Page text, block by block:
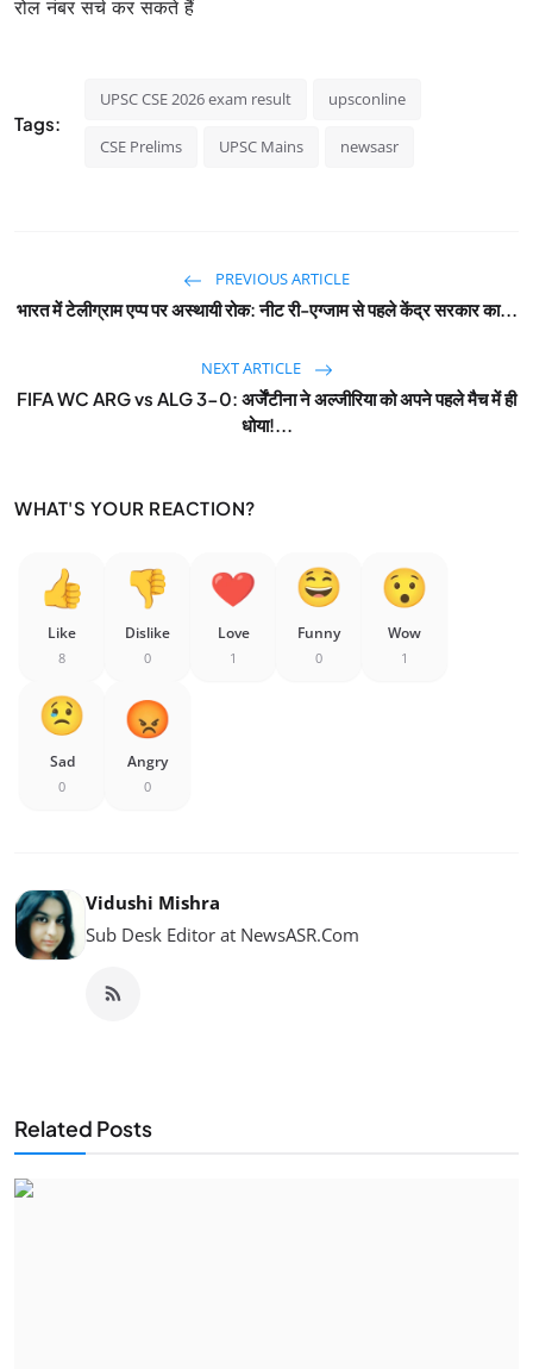
रोल नंबर सर्च कर सकते हैं
Tags:
UPSC CSE 2026 exam result upsconline
CSE Prelims UPSC Mains newsasr
PREVIOUS ARTICLE
भारत में टेलीग्राम एप्प पर अस्थायी रोक: नीट री-एग्जाम से पहले केंद्र सरकार का...
NEXT ARTICLE
FIFA WC ARG vs ALG 3-0: अर्जेंटीना ने अल्जीरिया को अपने पहले मैच में ही
धोया!...
WHAT'S YOUR REACTION?
Like
8
Dislike
0
Love
1
Funny
0
Wow
1
Sad
0
Angry
0
Vidushi Mishra
Sub Desk Editor at NewsASR.Com
Related Posts